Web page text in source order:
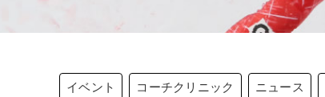
イベント コーチクリニック ニュース